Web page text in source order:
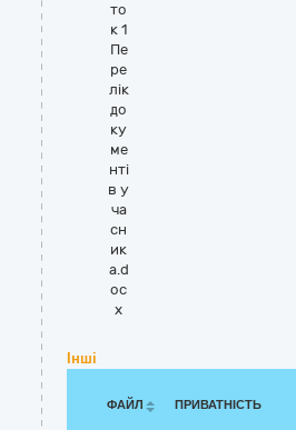
то
к 1
Пе
ре
лік
до
ку
ме
нті
в у
ча
сн
ик
а.d
oc
x
Інші
ФАЙЛ ПРИВАТНІСТЬ